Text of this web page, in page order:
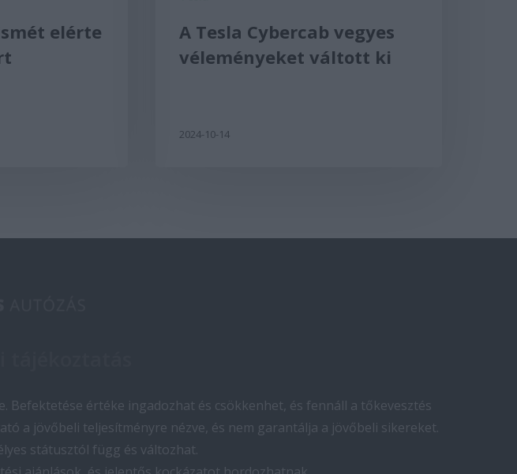
elérte
A Tesla Cybercab vegyes
véleményeket váltott ki
2024-10-14
értéke ingadozhat és csökkenhet, és fennáll a tőkevesztés
a jövőbeli teljesítményre nézve, és nem garantálja a jövőbeli sikereket.
státusztól függ és változhat.